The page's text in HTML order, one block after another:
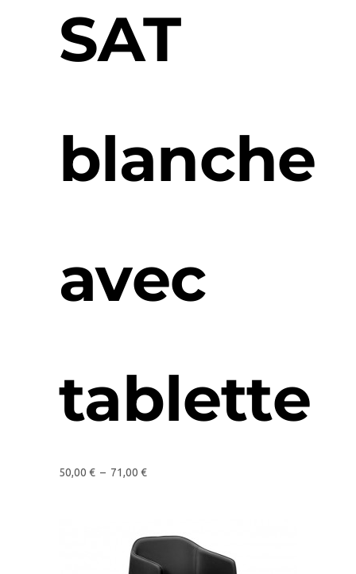
SAT
blanche
avec
tablette
50,00 € – 71,00 €